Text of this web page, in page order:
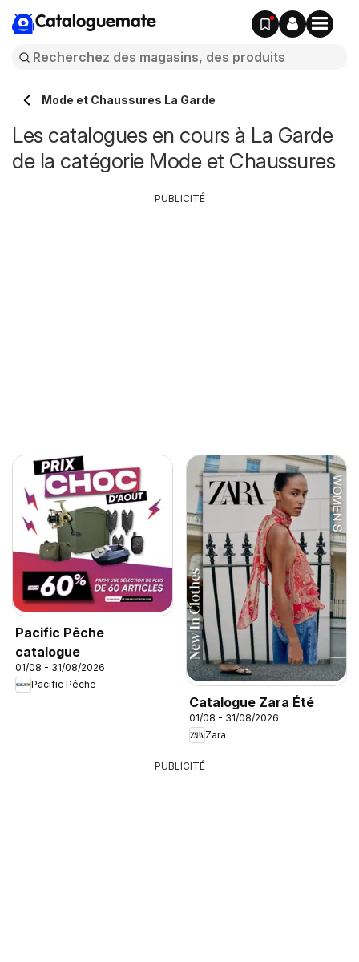
Cataloguemate
Mode et Chaussures La Garde
Les catalogues en cours à La Garde
de la catégorie Mode et Chaussures
Pacific Pêche
catalogue
01/08 - 31/08/2026
Pacific Pêche
Catalogue Zara Été
01/08 - 31/08/2026
Zara
PUBLICITÉ
PUBLICITÉ